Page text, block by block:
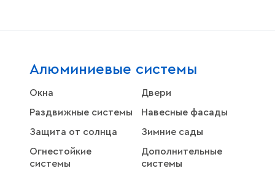
Алюминиевые системы
Окна
Двери
Раздвижные системы
Навесные фасады
Защита от солнца
Зимние сады
Огнестойкие
системы
Дополнительные
системы